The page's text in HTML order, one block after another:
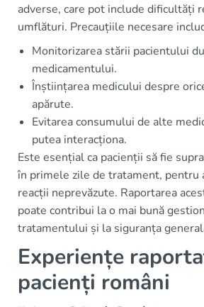
adverse, care pot include dificultăți
umflături. Precauțiile necesare
Monitorizarea stării pacientului
medicamentului.
Înștiințarea medicului despre
apărute.
Evitarea consumului de alte
putea interacționa.
Este esențial ca pacienții să fie
în primele zile de tratament, pentru
reacții neprevăzute. Raportarea
poate contribui la o mai bună
tratamentului și la siguranța
Experiențe
pacienți români